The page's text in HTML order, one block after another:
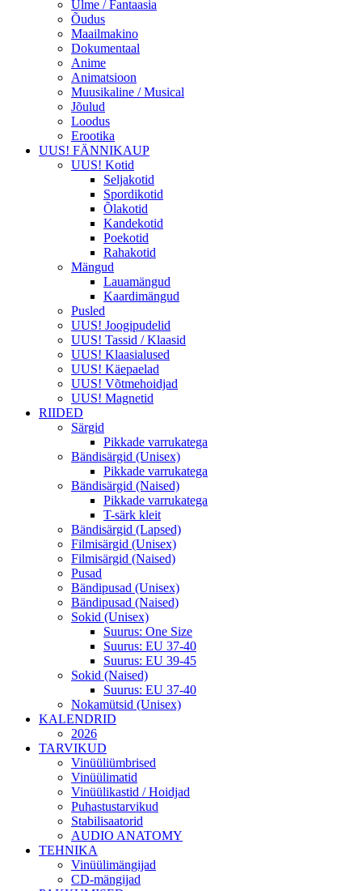
Ulme / Fantaasia
Õudus
Maailmakino
Dokumentaal
Anime
Animatsioon
Muusikaline / Musical
Jõulud
Loodus
Erootika
UUS! FÄNNIKAUP
UUS! Kotid
Seljakotid
Spordikotid
Õlakotid
Kandekotid
Poekotid
Rahakotid
Mängud
Lauamängud
Kaardimängud
Pusled
UUS! Joogipudelid
UUS! Tassid / Klaasid
UUS! Klaasialused
UUS! Käepaelad
UUS! Võtmehoidjad
UUS! Magnetid
RIIDED
Särgid
Pikkade varrukatega
Bändisärgid (Unisex)
Pikkade varrukatega
Bändisärgid (Naised)
Pikkade varrukatega
T-särk kleit
Bändisärgid (Lapsed)
Filmisärgid (Unisex)
Filmisärgid (Naised)
Pusad
Bändipusad (Unisex)
Bändipusad (Naised)
Sokid (Unisex)
Suurus: One Size
Suurus: EU 37-40
Suurus: EU 39-45
Sokid (Naised)
Suurus: EU 37-40
Nokamütsid (Unisex)
KALENDRID
2026
TARVIKUD
Vinüüliümbrised
Vinüülimatid
Vinüülikastid / Hoidjad
Puhastustarvikud
Stabilisaatorid
AUDIO ANATOMY
TEHNIKA
Vinüülimängijad
CD-mängijad